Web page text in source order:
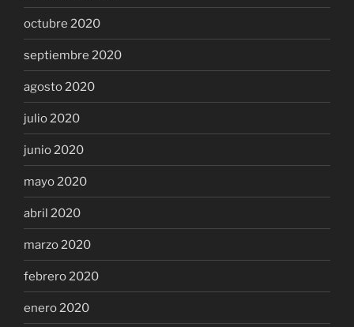
octubre 2020
septiembre 2020
agosto 2020
julio 2020
junio 2020
mayo 2020
abril 2020
marzo 2020
febrero 2020
enero 2020